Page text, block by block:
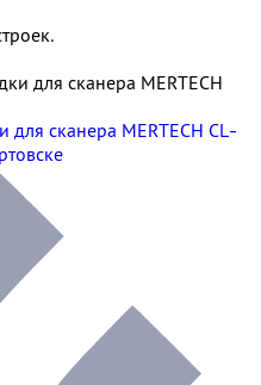
для сканера MERTECH CL-